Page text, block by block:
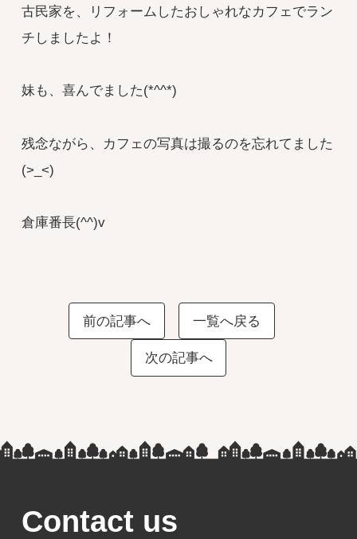
古民家を、リフォームしたおしゃれなカフェでラン
チしましたよ！
妹も、喜んでました(*^^*)
残念ながら、カフェの写真は撮るのを忘れてました
(>_<)
倉庫番長(^^)v
前の記事へ 一覧へ戻る
次の記事へ
Contact us